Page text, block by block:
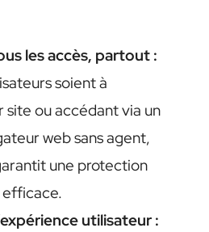
les accès, partout :
soient à
site ou accédant via un
web sans agent,
une protection
utilisateur :